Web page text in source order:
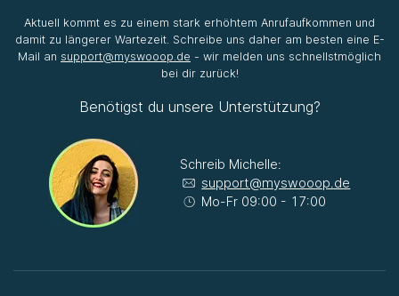
Aktuell kommt es zu einem stark erhöhtem Anrufaufkommen und
damit zu längerer Wartezeit. Schreibe uns daher am besten eine E-
Mail an support@myswooop.de - wir melden uns schnellstmöglich
bei dir zurück!
Benötigst du unsere Unterstützung?
Schreib Michelle:
support@myswooop.de
Mo-Fr 09:00 - 17:00